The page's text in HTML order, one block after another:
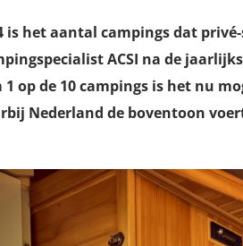
is het aantal campings dat
ACSI na de
op de 10 campings is het nu
Nederland de boventoon